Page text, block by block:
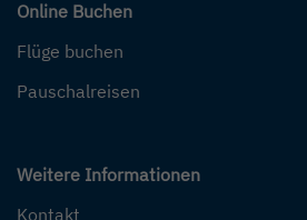
Online Buchen
Flüge buchen
Pauschalreisen
Weitere Informationen
Kontakt